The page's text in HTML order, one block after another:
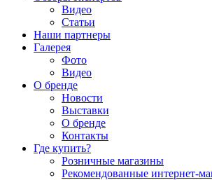
Видео
Статьи
Наши партнеры
Галерея
Фото
Видео
О бренде
Новости
Выставки
О бренде
Контакты
Где купить?
Розничные магазины
Рекомендованные интернет-